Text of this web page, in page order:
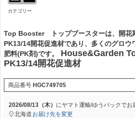
カテゴリー
Top Booster トップブースターは、開花
PK13/14開花促進材であり、多くのグロウ
肥料(PK剤)です。
House&Garden
PK13/14開花促進材
商品番号 HGC749705
2026/08/13（木） にヤマト運輸/ゆうパックでお
北海道 お届け先を変更